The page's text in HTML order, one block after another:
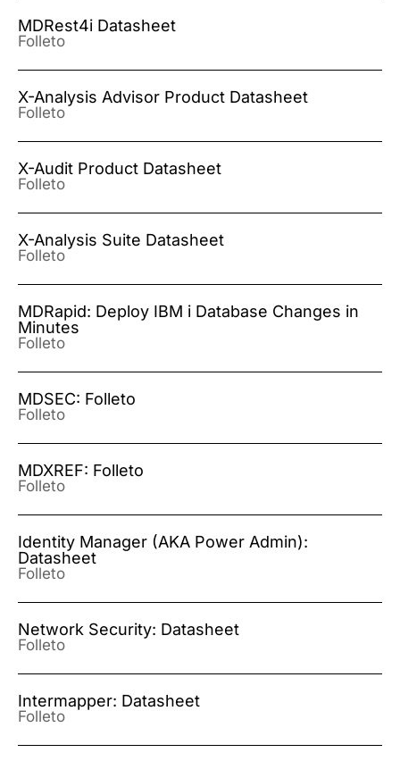
MDRest4i Datasheet
Folleto
X-Analysis Advisor Product Datasheet
Folleto
X-Audit Product Datasheet
Folleto
X-Analysis Suite Datasheet
Folleto
MDRapid: Deploy IBM i Database Changes in
Minutes
Folleto
MDSEC: Folleto
Folleto
MDXREF: Folleto
Folleto
Identity Manager (AKA Power Admin):
Datasheet
Folleto
Network Security: Datasheet
Folleto
Intermapper: Datasheet
Folleto